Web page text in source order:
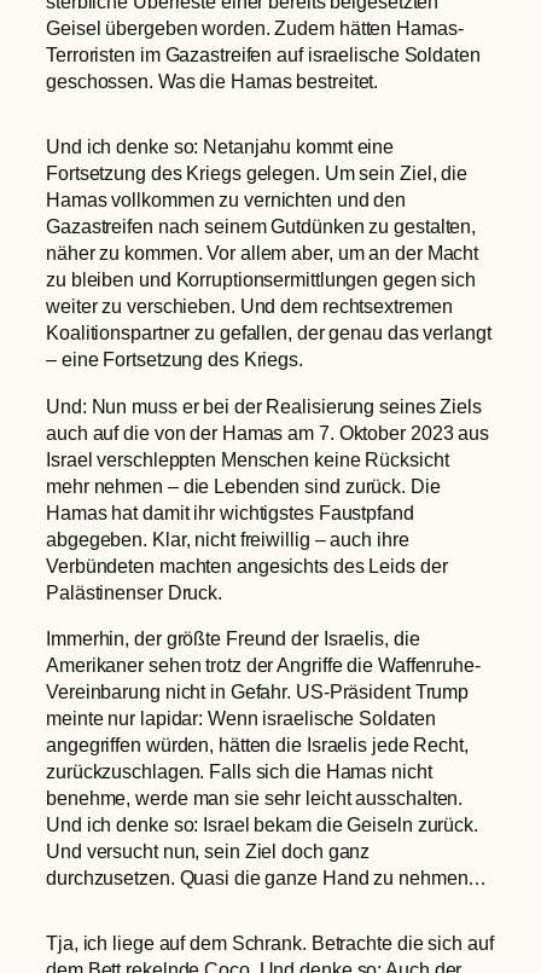
Geisel übergeben worden. Zudem hätten Hamas-
Terroristen im Gazastreifen auf israelische Soldaten
geschossen. Was die Hamas bestreitet.
Und ich denke so: Netanjahu kommt eine
Fortsetzung des Kriegs gelegen. Um sein Ziel, die
Hamas vollkommen zu vernichten und den
Gazastreifen nach seinem Gutdünken zu gestalten,
näher zu kommen. Vor allem aber, um an der Macht
zu bleiben und Korruptionsermittlungen gegen sich
weiter zu verschieben. Und dem rechtsextremen
Koalitionspartner zu gefallen, der genau das verlangt
– eine Fortsetzung des Kriegs.
Und: Nun muss er bei der Realisierung seines Ziels
auch auf die von der Hamas am 7. Oktober 2023 aus
Israel verschleppten Menschen keine Rücksicht
mehr nehmen – die Lebenden sind zurück. Die
Hamas hat damit ihr wichtigstes Faustpfand
abgegeben. Klar, nicht freiwillig – auch ihre
Verbündeten machten angesichts des Leids der
Palästinenser Druck.
Immerhin, der größte Freund der Israelis, die
Amerikaner sehen trotz der Angriffe die Waffenruhe-
Vereinbarung nicht in Gefahr. US-Präsident Trump
meinte nur lapidar: Wenn israelische Soldaten
angegriffen würden, hätten die Israelis jede Recht,
zurückzuschlagen. Falls sich die Hamas nicht
benehme, werde man sie sehr leicht ausschalten.
Und ich denke so: Israel bekam die Geiseln zurück.
Und versucht nun, sein Ziel doch ganz
durchzusetzen. Quasi die ganze Hand zu nehmen…
Tja, ich liege auf dem Schrank. Betrachte die sich auf